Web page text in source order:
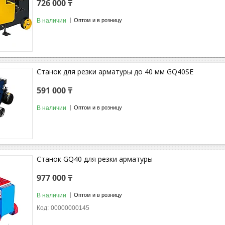
726 000 ₸
В наличии Оптом и в розницу
Станок для резки арматуры до 40 мм GQ40SE
591 000 ₸
В наличии Оптом и в розницу
Станок GQ40 для резки арматуры
977 000 ₸
В наличии Оптом и в розницу
00000000145